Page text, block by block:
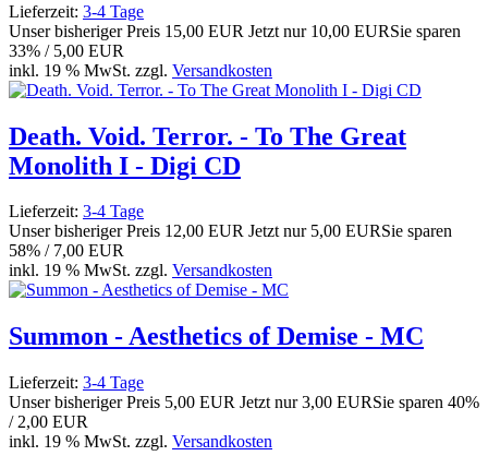
Lieferzeit: 3-4 Tage
Unser bisheriger Preis 15,00 EUR Jetzt nur 10,00 EURSie sparen
33% / 5,00 EUR
inkl. 19 % MwSt. zzgl. Versandkosten
Death. Void. Terror. - To The Great
Monolith I - Digi CD
Lieferzeit: 3-4 Tage
Unser bisheriger Preis 12,00 EUR Jetzt nur 5,00 EURSie sparen
58% / 7,00 EUR
inkl. 19 % MwSt. zzgl. Versandkosten
Summon - Aesthetics of Demise - MC
Lieferzeit: 3-4 Tage
Unser bisheriger Preis 5,00 EUR Jetzt nur3,00 EURSie sparen 40%
/ 2,00 EUR
inkl. 19 % MwSt. zzgl. Versandkosten